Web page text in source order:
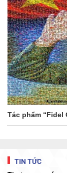
Tác phẩm
TIN TỨC